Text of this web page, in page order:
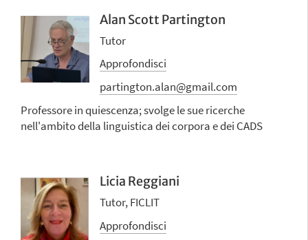
Alan Scott Partington
Tutor
Approfondisci
partington.alan@gmail.com
Professore in quiescenza; svolge le sue ricerche
nell'ambito della linguistica dei corpora e dei CADS
Licia Reggiani
Tutor, FICLIT
Approfondisci